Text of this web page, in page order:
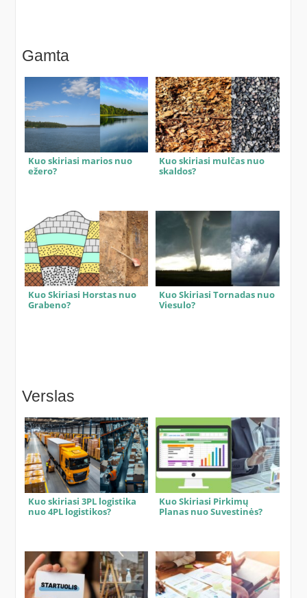
Gamta
Kuo skiriasi marios nuo
ežero?
Kuo skiriasi mulčas nuo
skaldos?
Kuo Skiriasi Horstas nuo
Grabeno?
Kuo Skiriasi Tornadas nuo
Viesulo?
Verslas
Kuo skiriasi 3PL logistika
nuo 4PL logistikos?
Kuo Skiriasi Pirkimų
Planas nuo Suvestinės?